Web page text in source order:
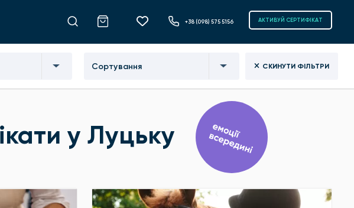
+38 (098) 575 5156 АКТИВУЙ СЕРТИФІКАТ
Сортування СКИНУТИ ФІЛЬТРИ
у Луцьку